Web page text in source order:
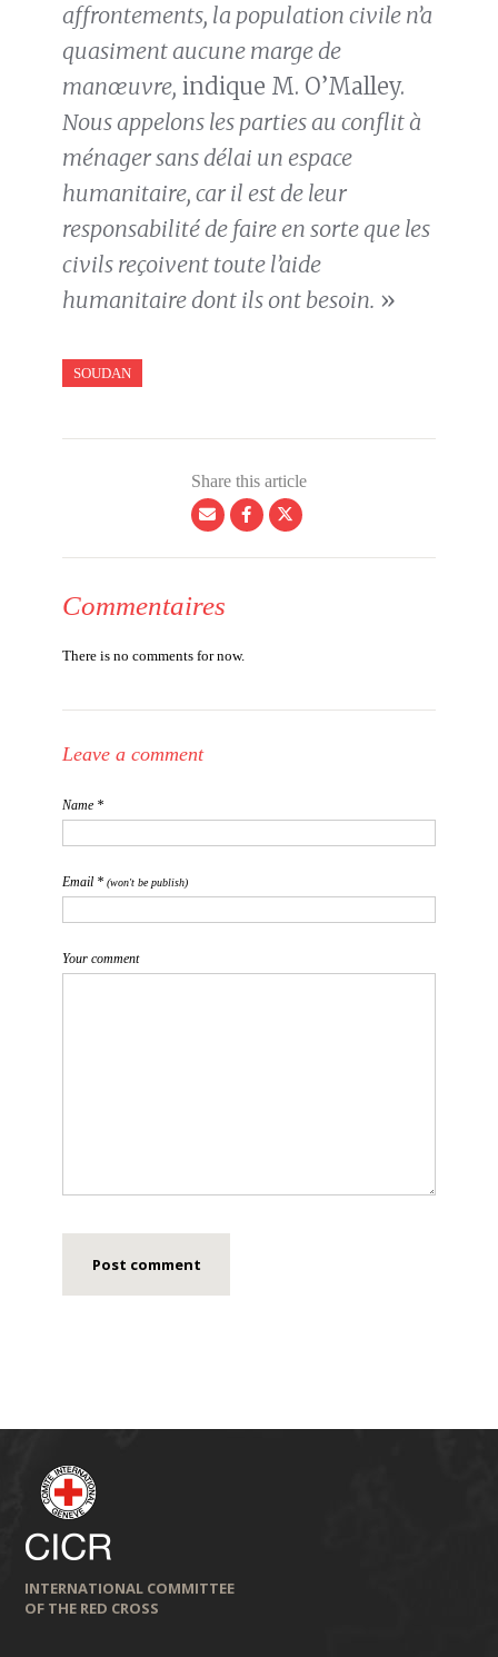
affrontements, la population civile n’a
quasiment aucune marge de
manœuvre, indique M. O’Malley.
Nous appelons les parties au conflit à
ménager sans délai un espace
humanitaire, car il est de leur
responsabilité de faire en sorte que les
civils reçoivent toute l’aide
humanitaire dont ils ont besoin. »
SOUDAN
Share this article
Commentaires
There is no comments for now.
Leave a comment
Name *
Email * (won't be publish)
Your comment
INTERNATIONAL COMMITTEE
OF THE RED CROSS